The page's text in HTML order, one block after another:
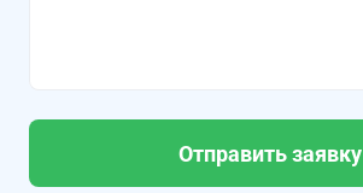
Отправить заявку